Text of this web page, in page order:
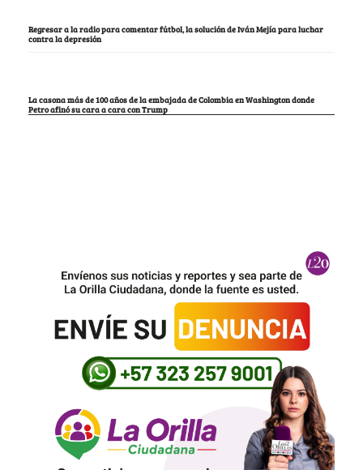
Regresar a la radio para comentar fútbol, la solución de Iván Mejía para luchar
contra la depresión
La casona más de 100 años de la embajada de Colombia en Washington donde
Petro afinó su cara a cara con Trump